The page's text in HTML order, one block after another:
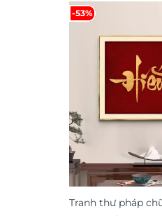
-53%
Tranh thư pháp